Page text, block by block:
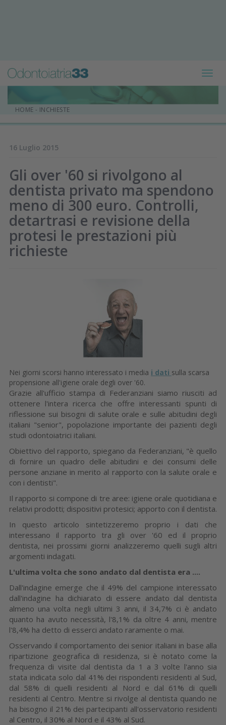
HOME - INCHIESTE
16 Luglio 2015
Gli over '60 si rivolgono al
dentista privato ma spendono
meno di 300 euro. Controlli,
detartrasi e revisione della
protesi le prestazioni più
richieste
Nei giorni scorsi hanno interessato i media i dati sulla scarsa
propensione all'igiene orale degli over '60.
Grazie all'ufficio stampa di Federanziani siamo riusciti ad
ottenere l'intera ricerca che offre interessanti spunti di
riflessione sui bisogni di salute orale e sulle abitudini degli
italiani "senior", popolazione importante dei pazienti degli
studi odontoiatrici italiani.
Obiettivo del rapporto, spiegano da Federanziani, "è quello
di fornire un quadro delle abitudini e dei consumi delle
persone anziane in merito al rapporto con la salute orale e
con i dentisti".
Il rapporto si compone di tre aree: igiene orale quotidiana e
relativi prodotti; dispositivi protesici; apporto con il dentista.
In questo articolo sintetizzeremo proprio i dati che
interessano il rapporto tra gli over '60 ed il proprio
dentista, nei prossimi giorni analizzeremo quelli sugli altri
argomenti indagati.
L'ultima volta che sono andato dal dentista era ....
Dall'indagine emerge che il 49% del campione interessato
dall'indagine ha dichiarato di essere andato dal dentista
almeno una volta negli ultimi 3 anni, il 34,7% ci è andato
quanto ha avuto necessità, l'8,1% da oltre 4 anni, mentre
l'8,4% ha detto di esserci andato raramente o mai.
Osservando il comportamento dei senior italiani in base alla
ripartizione geografica di residenza, si è notato come la
frequenza di visite dal dentista da 1 a 3 volte l'anno sia
stata indicata solo dal 41% dei rispondenti residenti al Sud,
dal 58% di quelli residenti al Nord e dal 61% di quelli
residenti al Centro. Mentre si rivolge al dentista quando ne
ha bisogno il 21% dei partecipanti all'osservatorio residenti
al Centro, il 30% al Nord e il 43% al Sud.